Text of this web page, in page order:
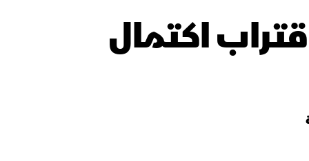
اقتصاد
مع اقتراب اكتمال